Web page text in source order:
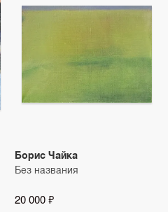
Борис Чайка
Без названия
20 000 ₽